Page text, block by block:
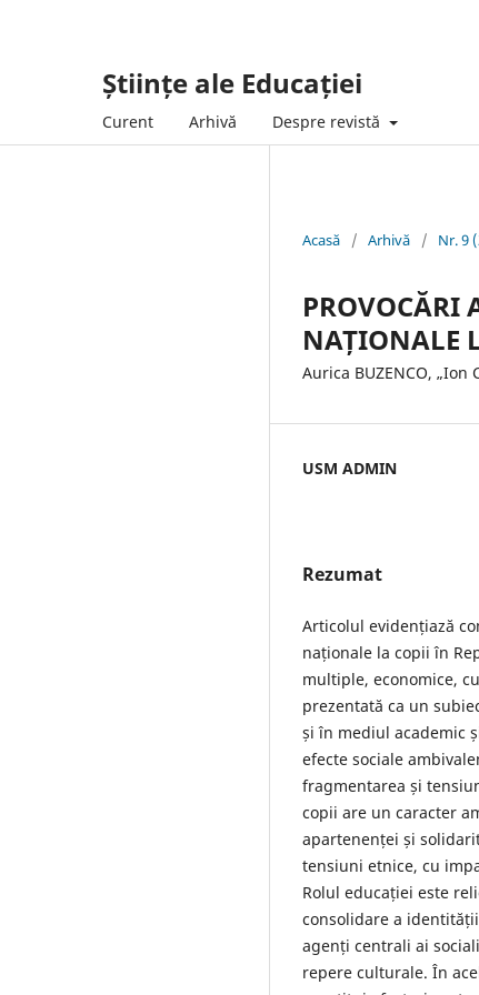
Științe ale Educației
Curent Arhivă Despre revistă
Acasă / Arhivă / Nr. 9
PROVOCĂRI
NAȚIONALE
Aurica BUZENCO,
USM ADMIN
Rezumat
Articolul evidențiază
naționale la copii în
multiple, economice,
prezentată ca un
și în mediul academic
efecte sociale
fragmentarea și
copii are un caracter
apartenenței și
tensiuni etnice, cu
Rolul educației este
consolidare a
agenți centrali ai
repere culturale. În